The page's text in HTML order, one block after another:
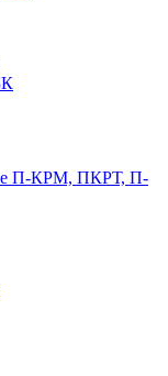
П-КРМ, ПКРТ, П-